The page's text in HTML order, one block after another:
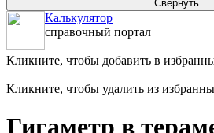
Калькулятор
справочный портал
Кликните, чтобы добавить в
Кликните, чтобы удалить из
Гигаметр в